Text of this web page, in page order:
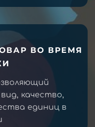
ВО ВРЕМЯ
качество,
единиц в